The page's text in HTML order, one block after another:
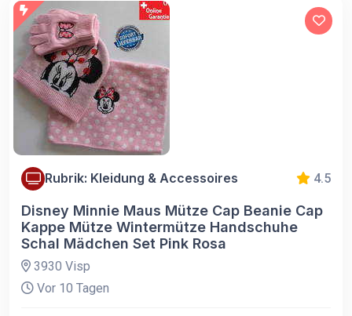
Rubrik: Kleidung & Accessoires 4.5
Disney Minnie Maus Mütze Cap Beanie Cap
Kappe Mütze Wintermütze Handschuhe
Schal Mädchen Set Pink Rosa
3930 Visp
Vor 10 Tagen